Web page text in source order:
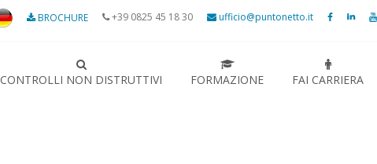
BROCHURE +39 0825 45 18 30 ufficio@puntonetto.it
CONTROLLI NON DISTRUTTIVI FORMAZIONE FAI CARRIERA